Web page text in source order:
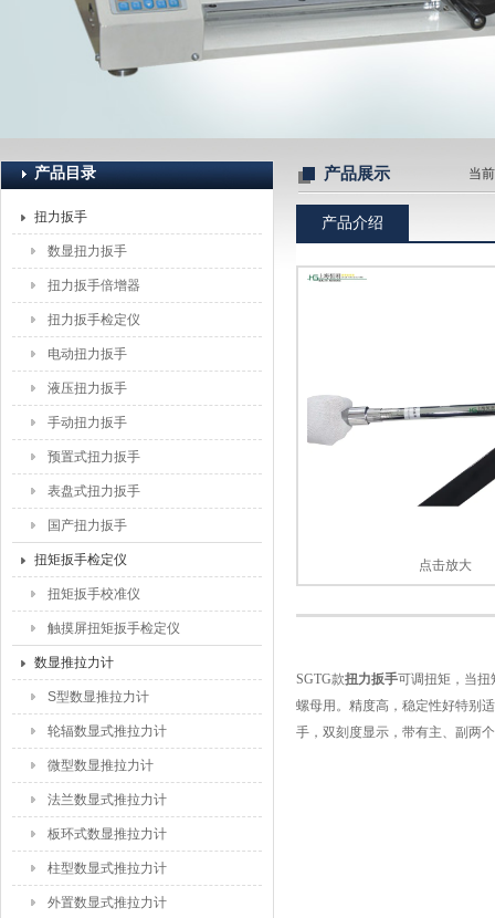
产品目录
扭力扳手
数显扭力扳手
扭力扳手倍增器
扭力扳手检定仪
电动扭力扳手
液压扭力扳手
手动扭力扳手
预置式扭力扳手
表盘式扭力扳手
国产扭力扳手
扭矩扳手检定仪
扭矩扳手校准仪
触摸屏扭矩扳手检定仪
数显推拉力计
S型数显推拉力计
轮辐数显式推拉力计
微型数显推拉力计
法兰数显式推拉力计
板环式数显推拉力计
柱型数显式推拉力计
外置数显式推拉力计
产品展示 当
产品介绍
点击放大
SGTG款扭力扳手可调扭矩，当扭
螺母用。精度高，稳定性好特别
手， 双刻度显示， 带有主、副两